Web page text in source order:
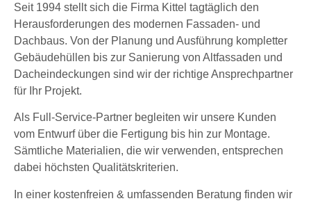
Seit 1994 stellt sich die Firma Kittel tagtäglich den
Herausforderungen des modernen Fassaden- und
Dachbaus. Von der Planung und Ausführung kompletter
Gebäudehüllen bis zur Sanierung von Altfassaden und
Dacheindeckungen sind wir der richtige Ansprechpartner
für Ihr Projekt.
Als Full-Service-Partner begleiten wir unsere Kunden
vom Entwurf über die Fertigung bis hin zur Montage.
Sämtliche Materialien, die wir verwenden, entsprechen
dabei höchsten Qualitätskriterien.
In einer kostenfreien & umfassenden Beratung finden wir